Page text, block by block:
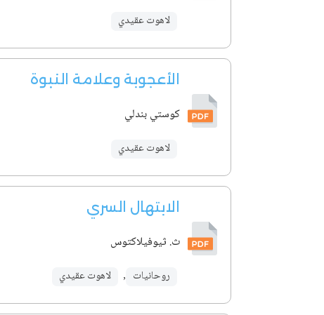
لاهوت عقيدي
الأعجوبة وعلامة النبوة
كوستي بندلي
لاهوت عقيدي
الابتهال السري
ث. ثيوفيلاكتوس
روحانيات , لاهوت عقيدي